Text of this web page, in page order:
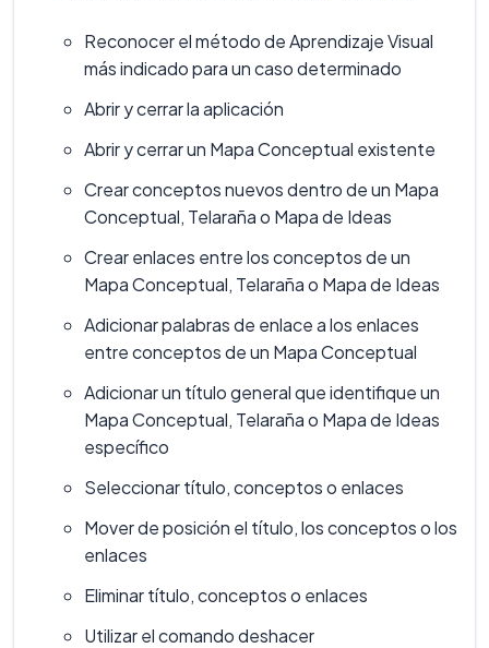
Reconocer el método de Aprendizaje Visual
más indicado para un caso determinado
Abrir y cerrar la aplicación
Abrir y cerrar un Mapa Conceptual existente
Crear conceptos nuevos dentro de un Mapa
Conceptual, Telaraña o Mapa de Ideas
Crear enlaces entre los conceptos de un
Mapa Conceptual, Telaraña o Mapa de Ideas
Adicionar palabras de enlace a los enlaces
entre conceptos de un Mapa Conceptual
Adicionar un título general que identifique un
Mapa Conceptual, Telaraña o Mapa de Ideas
específico
Seleccionar título, conceptos o enlaces
Mover de posición el título, los conceptos o los
enlaces
Eliminar título, conceptos o enlaces
Utilizar el comando deshacer